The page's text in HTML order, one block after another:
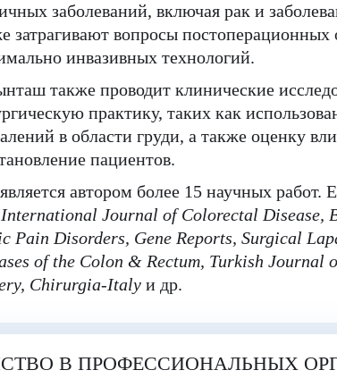
заболеваний, включая рак и
затрагивают вопросы
инвазивных технологий.
также проводит клинические
практику, таких как
в области груди, а также оценку
пациентов.
автором более 15 научных
International Journal of Colorectal Disease,
Pain Disorders, Gene Reports, Surgical
of the Colon & Rectum, Turkish Journal
Chirurgia-Italy и др.
В ПРОФЕССИОНАЛЬНЫХ